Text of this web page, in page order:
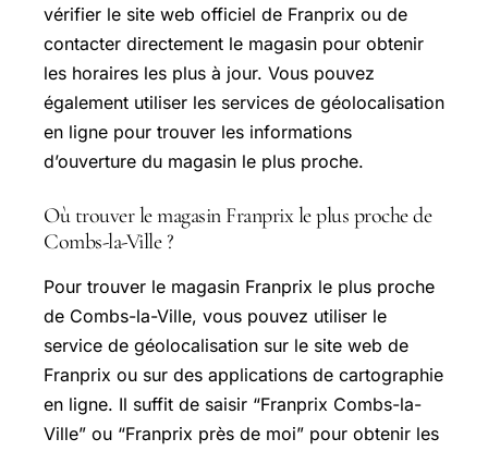
vérifier le site web officiel de Franprix ou de
contacter directement le magasin pour obtenir
les horaires les plus à jour. Vous pouvez
également utiliser les services de géolocalisation
en ligne pour trouver les informations
d’ouverture du magasin le plus proche.
Où trouver le magasin Franprix le plus proche de
Combs-la-Ville ?
Pour trouver le magasin Franprix le plus proche
de Combs-la-Ville, vous pouvez utiliser le
service de géolocalisation sur le site web de
Franprix ou sur des applications de cartographie
en ligne. Il suffit de saisir “Franprix Combs-la-
Ville” ou “Franprix près de moi” pour obtenir les